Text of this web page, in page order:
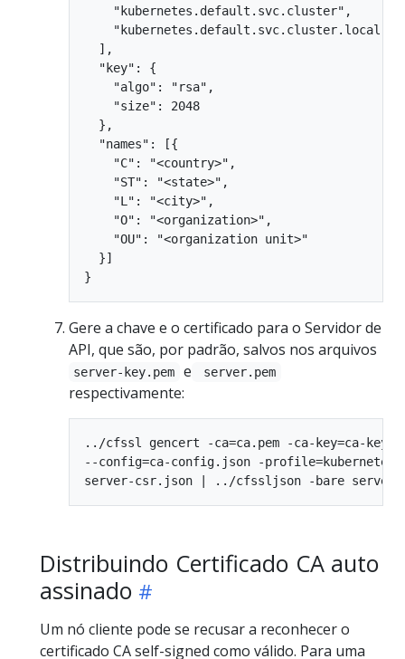
    "kubernetes.default.svc.cluster",
    "kubernetes.default.svc.cluster.local"
  ],
  "key": {
    "algo": "rsa",
    "size": 2048
  },
  "names": [{
    "C": "<country>",
    "ST": "<state>",
    "L": "<city>",
    "O": "<organization>",
    "OU": "<organization unit>"
  }]
Gere a chave e o certificado para o Servidor de
API, que são, por padrão, salvos nos arquivos
server-key.pem e server.pem
respectivamente:
../cfssl gencert -ca=ca.pem -ca-key=ca-
--config=ca-config.json -profile=kubernetes
Distribuindo Certificado CA auto
assinado
Um nó cliente pode se recusar a reconhecer o
certificado CA self-signed como válido. Para uma